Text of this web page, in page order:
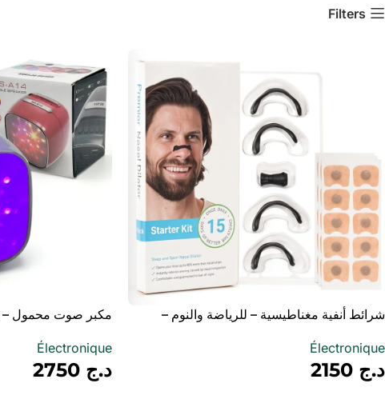
Filters
شرائط أنفية مغناطيسية – للرياضة والنوم –
Électronique
د.ج
Dynamique
Électronique
د.ج